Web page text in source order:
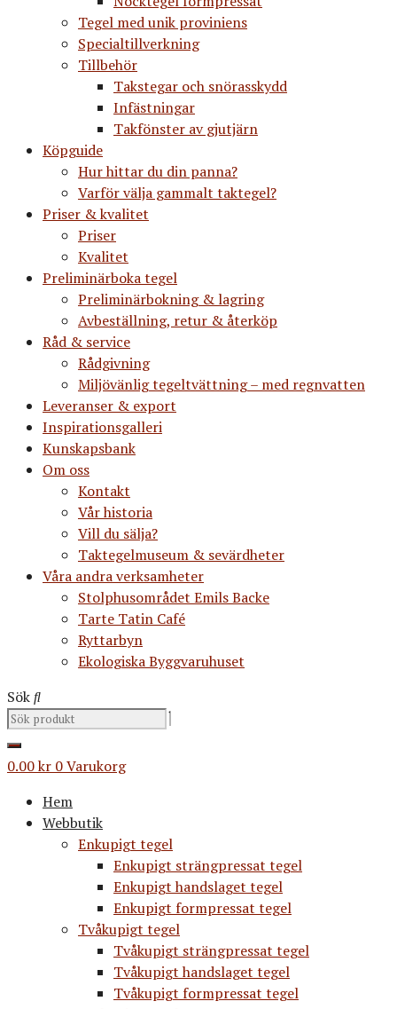
Tegel med unik proviniens
Specialtillverkning
Tillbehör
Takstegar och snörasskydd
Infästningar
Takfönster av gjutjärn
Köpguide
Hur hittar du din panna?
Varför välja gammalt taktegel?
Priser & kvalitet
Priser
Kvalitet
Preliminärboka tegel
Preliminärbokning & lagring
Avbeställning, retur & återköp
Råd & service
Rådgivning
Miljövänlig tegeltvättning – med regnvatten
Leveranser & export
Inspirationsgalleri
Kunskapsbank
Om oss
Kontakt
Vår historia
Vill du sälja?
Taktegelmuseum & sevärdheter
Våra andra verksamheter
Stolphusområdet Emils Backe
Tarte Tatin Café
Ryttarbyn
Ekologiska Byggvaruhuset
Sök
0.00kr 0Varukorg
Hem
Webbutik
Enkupigt tegel
Enkupigt strängpressat tegel
Enkupigt handslaget tegel
Enkupigt formpressat tegel
Tvåkupigt tegel
Tvåkupigt strängpressat tegel
Tvåkupigt handslaget tegel
Tvåkupigt formpressat tegel